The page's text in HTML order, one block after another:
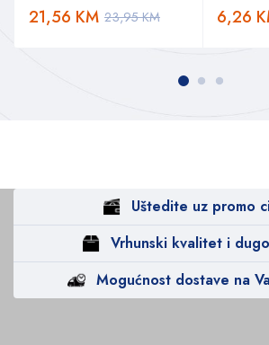
23,95KM
21,56 KM 6,26
Uštedite uz promo
Vrhunski kvalitet i
Mogućnost dostave na